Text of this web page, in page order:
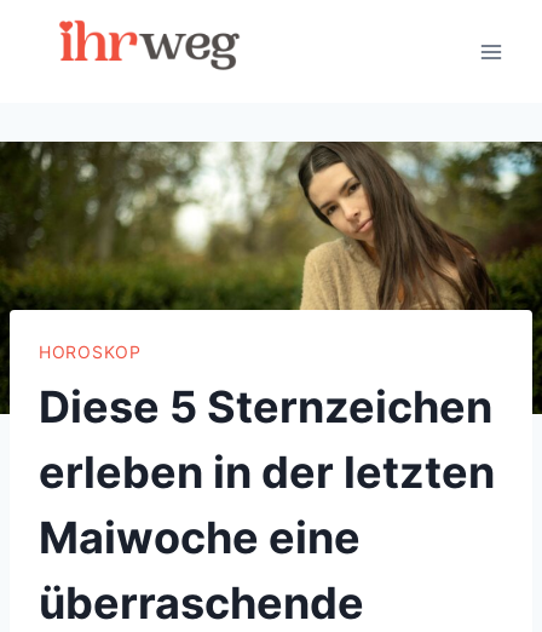
HOROSKOP
Diese 5 Sternzeichen
erleben in der letzten
Maiwoche eine
überraschende